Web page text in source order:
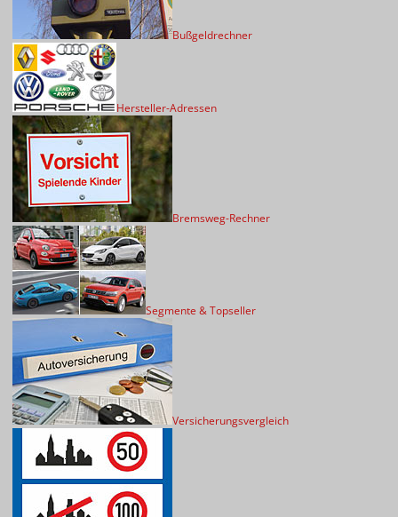
Bußgeldrechner
Hersteller-Adressen
Bremsweg-Rechner
Segmente & Topseller
Versicherungsvergleich